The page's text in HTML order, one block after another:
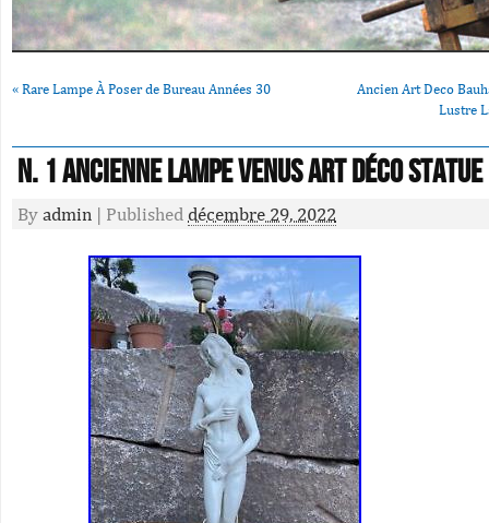
« Rare Lampe À Poser de Bureau Années 30
Ancien Art Deco
Lustre
N. 1 Ancienne Lampe Venus Art déco statue
By admin | Published décembre 29, 2022